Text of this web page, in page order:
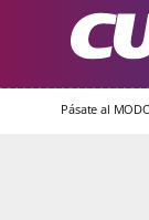
Pásate al